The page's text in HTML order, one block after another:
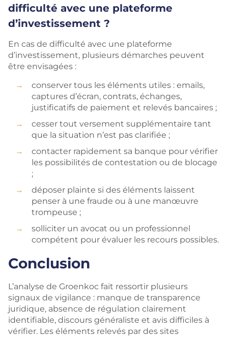
difficulté avec une plateforme
d’investissement ?
En cas de difficulté avec une plateforme
d’investissement, plusieurs démarches peuvent
être envisagées :
conserver tous les éléments utiles : emails,
captures d’écran, contrats, échanges,
justificatifs de paiement et relevés bancaires ;
cesser tout versement supplémentaire tant
que la situation n’est pas clarifiée ;
contacter rapidement sa banque pour vérifier
les possibilités de contestation ou de blocage
;
déposer plainte si des éléments laissent
penser à une fraude ou à une manœuvre
trompeuse ;
solliciter un avocat ou un professionnel
compétent pour évaluer les recours possibles.
Conclusion
L’analyse de Groenkoc fait ressortir plusieurs
signaux de vigilance : manque de transparence
juridique, absence de régulation clairement
identifiable, discours généraliste et avis difficiles à
vérifier. Les éléments relevés par des sites